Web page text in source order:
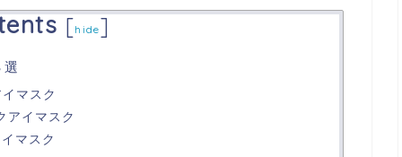
[hide]
マスク
アイマスク
マスク